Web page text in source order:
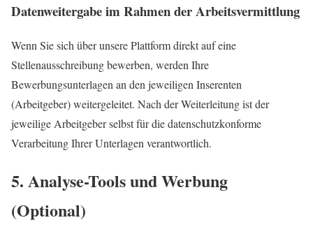
Datenweitergabe im Rahmen der Arbeitsvermittlung
Wenn Sie sich über unsere Plattform direkt auf eine
Stellenausschreibung bewerben, werden Ihre
Bewerbungsunterlagen an den jeweiligen Inserenten
(Arbeitgeber) weitergeleitet. Nach der Weiterleitung ist der
jeweilige Arbeitgeber selbst für die datenschutzkonforme
Verarbeitung Ihrer Unterlagen verantwortlich.
5. Analyse-Tools und Werbung
(Optional)